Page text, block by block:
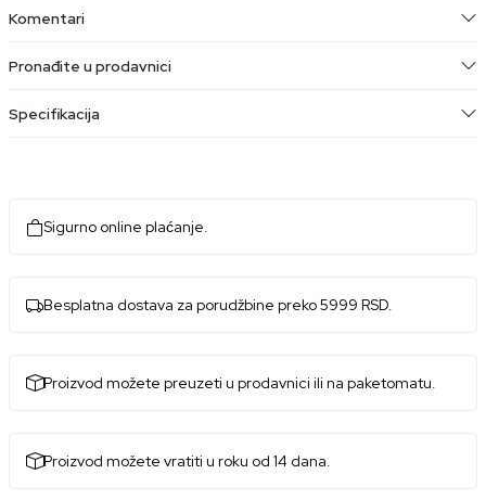
Komentari
Pronađite u prodavnici
Specifikacija
Sigurno online plaćanje.
Besplatna dostava za porudžbine preko 5999 RSD.
Proizvod možete preuzeti u prodavnici ili na paketomatu.
Proizvod možete vratiti u roku od 14 dana.